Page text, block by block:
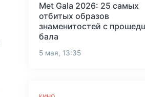
Met Gala 2026: 25 самых
отбитых образов
знаменитостей с
бала
5 мая, 13:35